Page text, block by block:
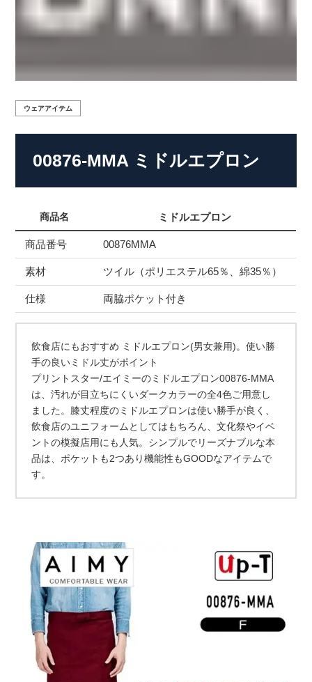
ウェアアイテム
00876-MMA ミドルエプロン
商品名 ミドルエプロン
商品番号 00876MMA
素材 ツイル（ポリエステル65％、綿35％）
仕様 両脇ポケット付き
飲食店にもおすすめ ミドルエプロン(男女兼用)。使い勝
手の良いミドル丈がポイント
プリントスター/エイミーのミドルエプロン00876-MMA
は、汚れが目立ちにくいダークカラーの全4色ご用意し
ました。膝丈程度のミドルエプロンは使い勝手が良く、
飲食店のユニフォームとしてはもちろん、文化祭やイベ
ントの模擬店用にも人気。シンプルでリーズナブルな本
品は、ポケットも2つあり機能性もGOODなアイテムで
す。